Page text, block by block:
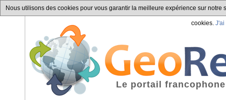
Nous utilisons des cookies pour vous garantir la meilleure expérience sur
cookies. J'ai
Le portail